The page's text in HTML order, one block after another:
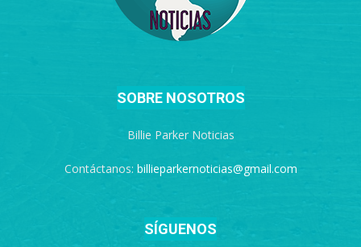
SOBRE NOSOTROS
Billie Parker Noticias
Contáctanos: billieparkernoticias@gmail.com
SÍGUENOS